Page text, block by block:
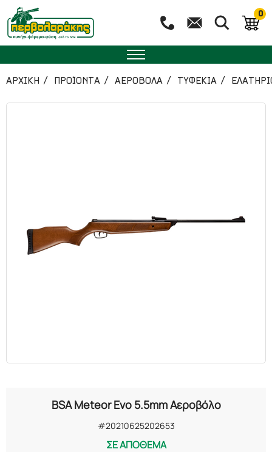
0
ΑΡΧΙΚΉ ΠΡΟΪΟΝΤΑ ΑΕΡΟΒΟΛΑ ΤΥΦΕΚΙΑ
BSA Meteor Evo 5.5mm Αεροβόλο
#20210625202653
ΣΕ ΑΠΟΘΕΜΑ